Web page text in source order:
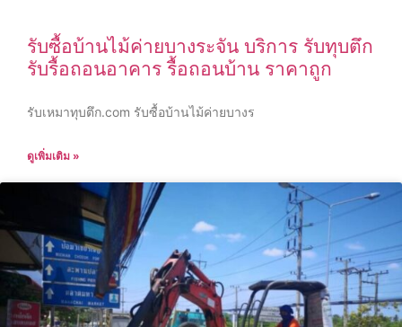
รับซื้อบ้านไม้ค่ายบางระจัน บริการ รับทุบตึก
รับรื้อถอนอาคาร รื้อถอนบ้าน ราคาถูก
รับเหมาทุบตึก.com รับซื้อบ้านไม้ค่ายบางร
ดูเพิ่มเติม »